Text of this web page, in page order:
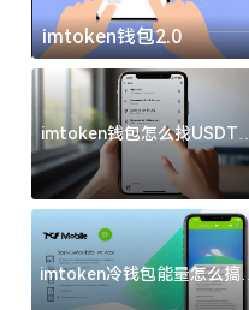
imtoken钱包2.0
imtoken钱包怎么找USDT地
址？三步搞定不踩坑
imtoken冷钱包能量怎么搞？
过来人告诉你门道